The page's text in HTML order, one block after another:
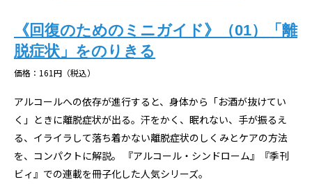
《回復のためのミニガイド》（01）「離
脱症状」をのりきる
価格：161円（税込）
アルコールへの依存が進行すると、身体から「お酒が抜けてい
く」ときに離脱症状が出る。汗をかく、眠れない、手が振るえ
る、イライラして落ち着かない――離脱症状のしくみとケアの方法
を、コンパクトに解説。 『アルコール・シンドローム』『季刊
ビィ』での連載を冊子化した人気シリーズ。